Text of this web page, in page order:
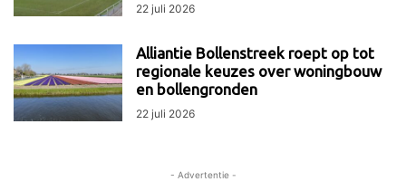
22 juli 2026
Alliantie Bollenstreek roept op tot
regionale keuzes over woningbouw
en bollengronden
22 juli 2026
- Advertentie -